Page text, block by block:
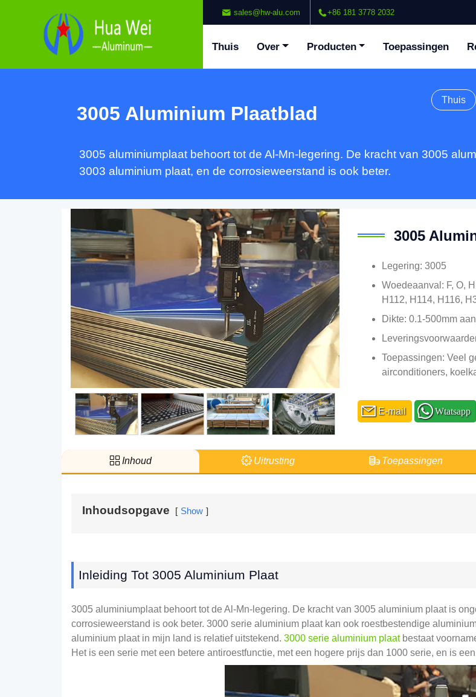
sales@hw-alu.com +86 181 3778 2032
Thuis Over Producten Toepassingen
3005 Aluminium Plaatblad
Thuis
3005 aluminiumplaat behoort tot de Al-Mn-legering. De kracht van 3005
3003 aluminium plaat, en de corrosieweerstand is ook beter.
3005
Legering: 3005
Woedeaanval: F, O,
H112, H114, H116,
Dikte: 0.1-500mm
Toepassingen: Veel
airconditioners,
E-mail Wtatsapp
Inhoud Uitrusting Toepassingen
Inhoudsopgave Show
Inleiding Tot 3005 Aluminium Plaat
3005 aluminiumplaat behoort tot de Al-Mn-legering. De kracht van 3005 aluminium plaat is
corrosieweerstand is ook beter. 3000 serie aluminium plaat kan ook roestbestendige
aluminium plaat in mijn land is relatief uitstekend. 3000 serie aluminium plaatbestaat
Het is een serie met een betere antiroestfunctie, met een hogere prijs dan 1000 serie, en is